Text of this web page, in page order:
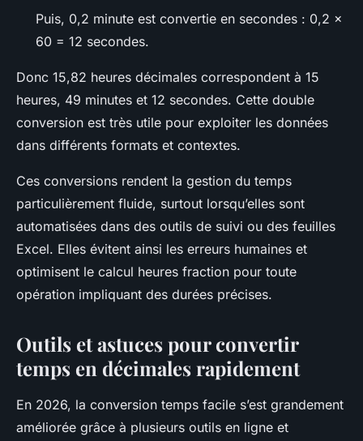
Puis, 0,2 minute est convertie en secondes : 0,2 ×
60 = 12 secondes.
Donc 15,82 heures décimales correspondent à 15
heures, 49 minutes et 12 secondes. Cette double
conversion est très utile pour exploiter les données
dans différents formats et contextes.
Ces conversions rendent la gestion du temps
particulièrement fluide, surtout lorsqu’elles sont
automatisées dans des outils de suivi ou des feuilles
Excel. Elles évitent ainsi les erreurs humaines et
optimisent le calcul heures fraction pour toute
opération impliquant des durées précises.
Outils et astuces pour convertir
temps en décimales rapidement
En 2026, la conversion temps facile s’est grandement
améliorée grâce à plusieurs outils en ligne et